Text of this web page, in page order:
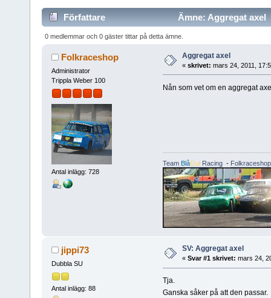
Författare Ämne: Aggregat axel
0 medlemmar och 0 gäster tittar på detta ämne.
Folkraceshop
Administrator
Trippla Weber 100
Antal inlägg: 728
Aggregat axel
« skrivet: mars 24, 2011,
Nån som vet om en aggregat
Team BlåGul Racing- Folkraceshop
jippi73
Dubbla SU
Antal inlägg: 88
SV: Aggregat axel
« Svar #1 skrivet: mars 24,
Tja.
Ganska såker på att den